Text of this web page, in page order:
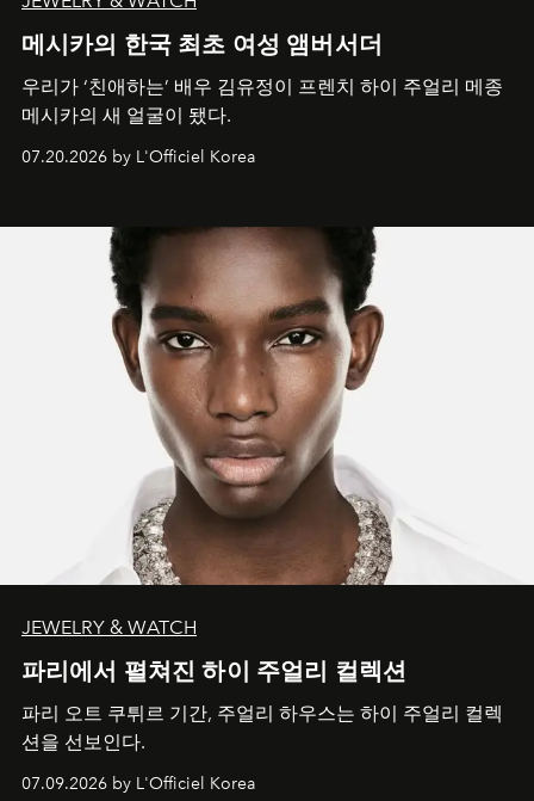
메시카의 한국 최초 여성 앰버서더
우리가 ‘친애하는’ 배우 김유정이 프렌치 하이 주얼리 메종
메시카의 새 얼굴이 됐다.
07.20.2026 by L'Officiel Korea
JEWELRY & WATCH
파리에서 펼쳐진 하이 주얼리 컬렉션
파리 오트 쿠튀르 기간, 주얼리 하우스는 하이 주얼리 컬렉
션을 선보인다.
07.09.2026 by L'Officiel Korea